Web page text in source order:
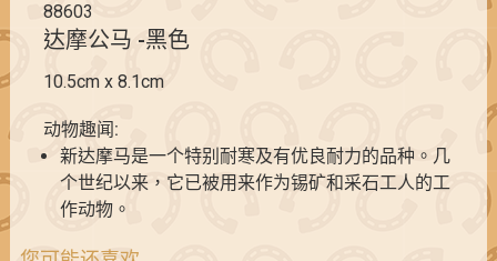
88603
达摩公马 -黑色
10.5cm x 8.1cm
动物趣闻:
新达摩马是一个特别耐寒及有优良耐力的品种。几
个世纪以来，它已被用来作为锡矿和采石工人的工
作动物。